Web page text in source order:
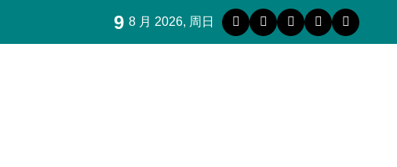
9 8 月 2026, 周日